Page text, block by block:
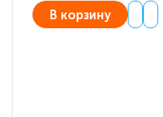
В корзину